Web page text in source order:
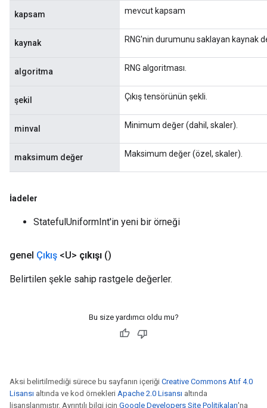
kapsam mevcut kapsam
kaynak RNG'nin durumunu saklayan kaynak
algoritma RNG algoritması.
şekil Çıkış tensörünün şekli.
minval Minimum değer (dahil, skaler).
maksimum değer Maksimum değer (özel, skaler).
İadeler
StatefulUniformInt'in yeni bir örneği
genel Çıkış <U> çıkışı ()
Belirtilen şekle sahip rastgele değerler.
Bu size yardımcı oldu mu?
Aksi belirtilmediği sürece bu sayfanın içeriği Creative Commons Atıf 4.0
Lisansı altında ve kod örnekleri Apache 2.0 Lisansı altında
lisanslanmıştır. Ayrıntılı bilgi için Google Developers Site Politikaları'na